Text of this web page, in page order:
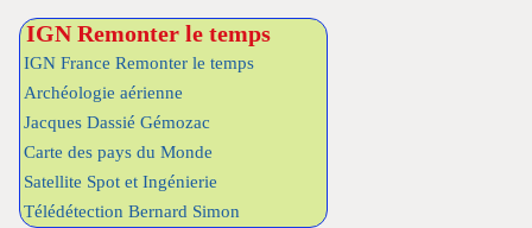
IGN Remonter le temps
IGN France Remonter le temps
Archéologie aérienne
Jacques Dassié Gémozac
Carte des pays du Monde
Satellite Spot et Ingénierie
Télédétection Bernard Simon